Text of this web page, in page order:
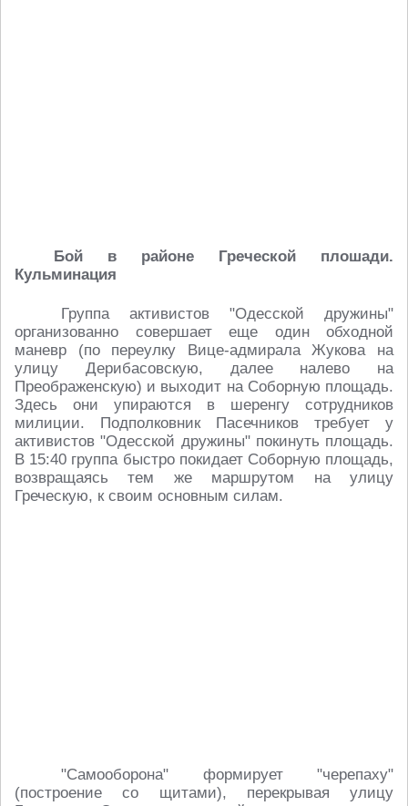
Бой в районе Греческой плошади.
Кульминация
Группа активистов "Одесской дружины"
организованно совершает еще один обходной
маневр (по переулку Вице-адмирала Жукова на
улицу Дерибасовскую, далее налево на
Преображенскую) и выходит на Соборную площадь.
Здесь они упираются в шеренгу сотрудников
милиции. Подполковник Пасечников требует у
активистов "Одесской дружины" покинуть площадь.
В 15:40 группа быстро покидает Соборную площадь,
возвращаясь тем же маршрутом на улицу
Греческую, к своим основным силам.
"Самооборона" формирует "черепаху"
(построение со щитами), перекрывая улицу